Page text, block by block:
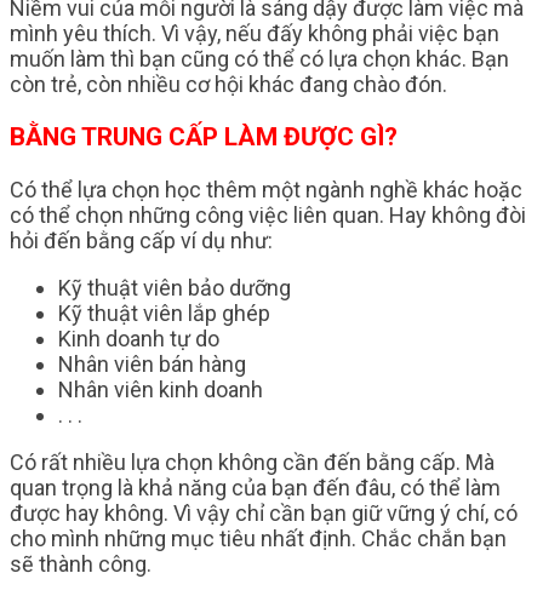
Niềm vui của mỗi người là sáng dậy được làm việc mà
mình yêu thích. Vì vậy, nếu đấy không phải việc bạn
muốn làm thì bạn cũng có thể có lựa chọn khác. Bạn
còn trẻ, còn nhiều cơ hội khác đang chào đón.
BẰNG TRUNG CẤP LÀM ĐƯỢC GÌ?
Có thể lựa chọn học thêm một ngành nghề khác hoặc
có thể chọn những công việc liên quan. Hay không đòi
hỏi đến bằng cấp ví dụ như:
Kỹ thuật viên bảo dưỡng
Kỹ thuật viên lắp ghép
Kinh doanh tự do
Nhân viên bán hàng
Nhân viên kinh doanh
. . .
Có rất nhiều lựa chọn không cần đến bằng cấp. Mà
quan trọng là khả năng của bạn đến đâu, có thể làm
được hay không. Vì vậy chỉ cần bạn giữ vững ý chí, có
cho mình những mục tiêu nhất định. Chắc chắn bạn
sẽ thành công.